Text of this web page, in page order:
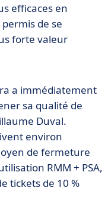
efficaces en
de se
forte valeur
a immédiatement
sa qualité de
Duval.
environ
de fermeture
RMM + PSA,
tickets de 10 %